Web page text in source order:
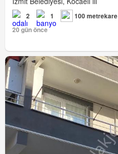
2 1
100 metrekare
20 gün önce